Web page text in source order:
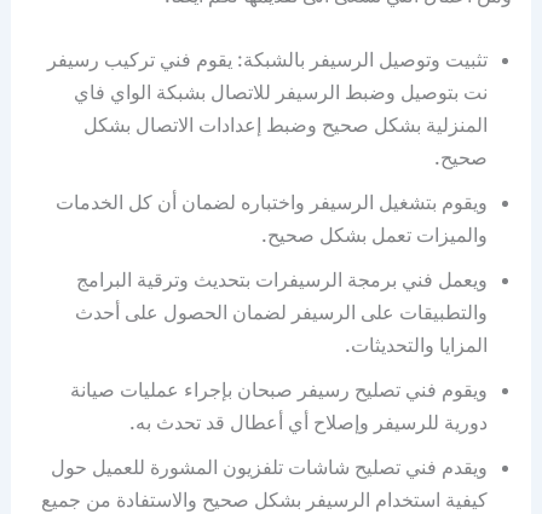
تثبيت وتوصيل الرسيفر بالشبكة: يقوم فني تركيب رسيفر
نت بتوصيل وضبط الرسيفر للاتصال بشبكة الواي فاي
المنزلية بشكل صحيح وضبط إعدادات الاتصال بشكل
صحيح.
ويقوم بتشغيل الرسيفر واختباره لضمان أن كل الخدمات
والميزات تعمل بشكل صحيح.
ويعمل فني برمجة الرسيفرات بتحديث وترقية البرامج
والتطبيقات على الرسيفر لضمان الحصول على أحدث
المزايا والتحديثات.
ويقوم فني تصليح رسيفر صبحان بإجراء عمليات صيانة
دورية للرسيفر وإصلاح أي أعطال قد تحدث به.
ويقدم فني تصليح شاشات تلفزيون المشورة للعميل حول
كيفية استخدام الرسيفر بشكل صحيح والاستفادة من جميع